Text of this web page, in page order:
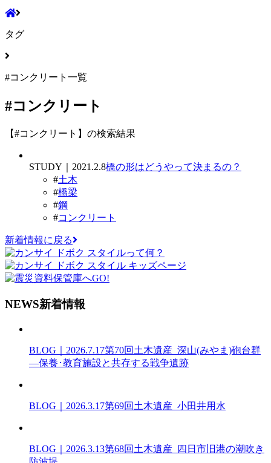
タグ
#コンクリート一覧
#コンクリート
【#コンクリート】の検索結果
STUDY｜2021.2.8橋の形はどうやって決まるの？
#土木
#橋梁
#鋼
#コンクリート
新着情報に戻る
NEWS新着情報
BLOG｜2026.7.17第70回土木遺産_深山(みやま)砲台群
―保養･教育施設と共存する戦争遺跡
BLOG｜2026.3.17第69回土木遺産_小田井用水
BLOG｜2026.3.13第68回土木遺産_四日市旧港の潮吹き